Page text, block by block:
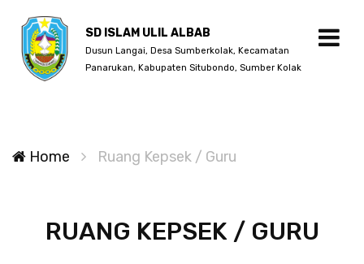
SD ISLAM ULIL ALBAB
Dusun Langai, Desa Sumberkolak, Kecamatan
Panarukan, Kabupaten Situbondo, Sumber Kolak
Home Ruang Kepsek / Guru
RUANG KEPSEK / GURU